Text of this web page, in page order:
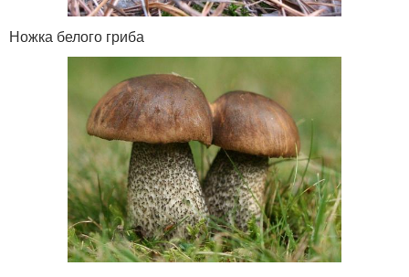
Ножка белого гриба